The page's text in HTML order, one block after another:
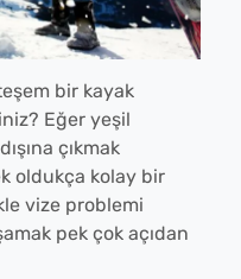
bir kayak
Eğer yeşil
çıkmak
oldukça kolay bir
vize problemi
pek çok açıdan